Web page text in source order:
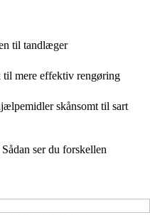
til tandlæger
til mere effektiv rengøring
skånsomt til sart
ser du forskellen